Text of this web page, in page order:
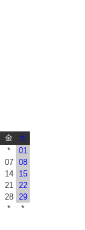
金
土
*
01
07
08
14
15
21
22
28
29
* *